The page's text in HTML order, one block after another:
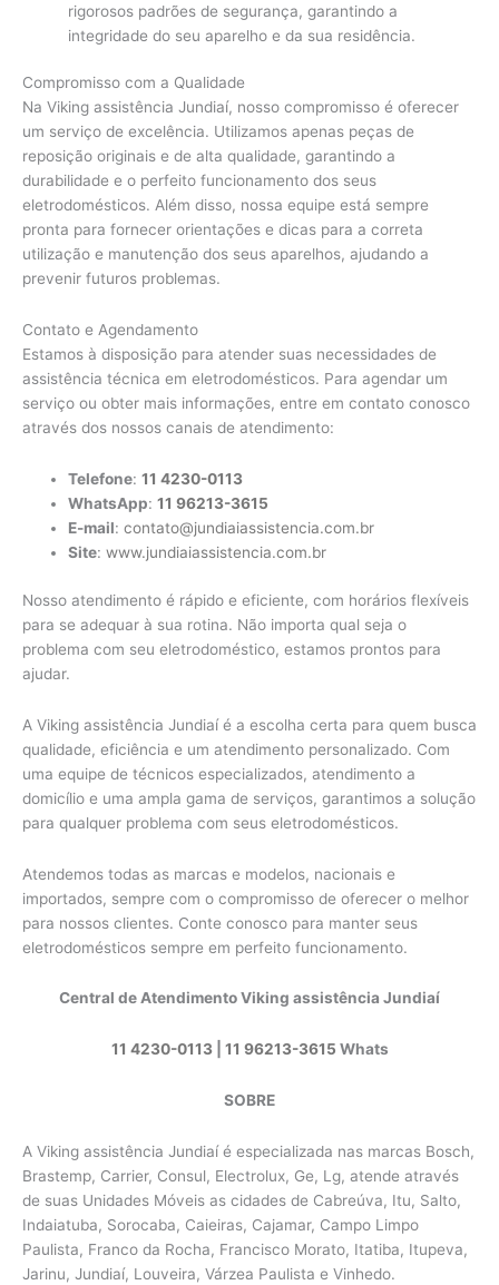
rigorosos padrões de segurança, garantindo a
integridade do seu aparelho e da sua residência.
Compromisso com a Qualidade
Na Viking assistência Jundiaí, nosso compromisso é oferecer
um serviço de excelência. Utilizamos apenas peças de
reposição originais e de alta qualidade, garantindo a
durabilidade e o perfeito funcionamento dos seus
eletrodomésticos. Além disso, nossa equipe está sempre
pronta para fornecer orientações e dicas para a correta
utilização e manutenção dos seus aparelhos, ajudando a
prevenir futuros problemas.
Contato e Agendamento
Estamos à disposição para atender suas necessidades de
assistência técnica em eletrodomésticos. Para agendar um
serviço ou obter mais informações, entre em contato conosco
através dos nossos canais de atendimento:
Telefone:11 4230-0113
WhatsApp:11 96213-3615
E-mail:contato@jundiaiassistencia.com.br
Site:www.jundiaiassistencia.com.br
Nosso atendimento é rápido e eficiente, com horários flexíveis
para se adequar à sua rotina. Não importa qual seja o
problema com seu eletrodoméstico, estamos prontos para
ajudar.
A Viking assistência Jundiaí é a escolha certa para quem busca
qualidade, eficiência e um atendimento personalizado. Com
uma equipe de técnicos especializados, atendimento a
domicílio e uma ampla gama de serviços, garantimos a solução
para qualquer problema com seus eletrodomésticos.
Atendemos todas as marcas e modelos, nacionais e
importados, sempre com o compromisso de oferecer o melhor
para nossos clientes. Conte conosco para manter seus
eletrodomésticos sempre em perfeito funcionamento.
Central de Atendimento Viking assistência Jundiaí
11 4230-0113| 11 96213-3615 Whats
SOBRE
A Viking assistência Jundiaí é especializada nas marcas Bosch,
Brastemp, Carrier, Consul, Electrolux, Ge, Lg, atende através
de suas Unidades Móveis as cidades de Cabreúva, Itu, Salto,
Indaiatuba, Sorocaba, Caieiras, Cajamar, Campo Limpo
Paulista, Franco da Rocha, Francisco Morato, Itatiba, Itupeva,
Jarinu, Jundiaí, Louveira, Várzea Paulista e Vinhedo.